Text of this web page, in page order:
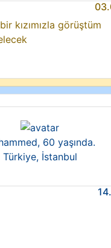
kızımızla görüştüm
60 yaşında.
Türkiye, İstanbul